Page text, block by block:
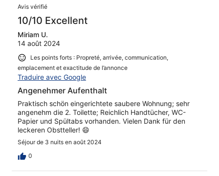
Avis vérifié
10/10 Excellent
Miriam U.
14 août 2024
Les points forts : Propreté, arrivée, communication,
emplacement et exactitude de l’annonce
Traduire avec Google
Angenehmer Aufenthalt
Praktisch schön eingerichtete saubere Wohnung; sehr
angenehm die 2. Toilette; Reichlich Handtücher, WC-
Papier und Spültabs vorhanden. Vielen Dank für den
leckeren Obstteller! 😄
Séjour de 3 nuits en août 2024
0